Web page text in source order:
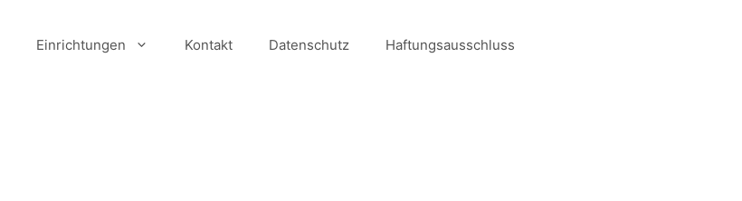
Einrichtungen Kontakt Datenschutz Haftungsausschluss